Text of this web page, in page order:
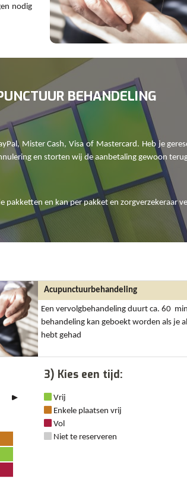
nodig
BEHANDELING
Mister Cash, Visa of Mastercard. Heb je
en storten wij de aanbetaling gewoon
en kan per pakket en zorgverzekeraar
Acupunctuurbehandeling
Een vervolgbehandeling duurt ca. 60
behandeling kan geboekt worden als je
hebt gehad
3) Kies een tijd:
Vrij
Enkele plaatsen vrij
Vol
Niet te reserveren